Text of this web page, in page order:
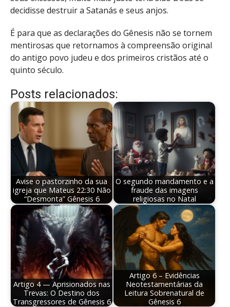
decidisse destruir a Satanás e seus anjos.
É para que as declarações do Gênesis não se tornem
mentirosas que retornamos à compreensão original
do antigo povo judeu e dos primeiros cristãos até o
quinto século.
Posts relacionados:
Avise o pastorzinho da sua
igreja que Mateus 22:30 Não
“Desmonta” Gênesis 6
O segundo mandamento e a
fraude das imagens
religiosas no Natal
Artigo 4 — Aprisionados nas
Trevas: O Destino dos
Transgressores de Gênesis 6
Artigo 6 – Evidências
Neotestamentárias da
Leitura Sobrenatural de
Gênesis 6